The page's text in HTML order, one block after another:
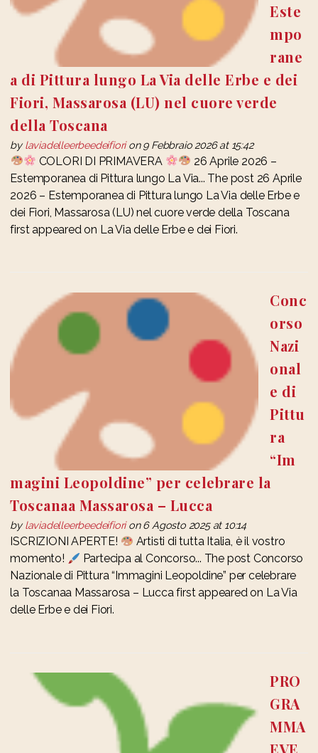
Este
mpo
rane
a di Pittura lungo La Via delle Erbe e dei
Fiori, Massarosa (LU) nel cuore verde
della Toscana
bylaviadelleerbeedeifiorion 9 Febbraio 2026 at 15:42
COLORI DI PRIMAVERA
26 Aprile 2026 –
Estemporanea di Pittura lungo La Via... The post 26 Aprile
2026 – Estemporanea di Pittura lungo La Via delle Erbe e
dei Fiori, Massarosa (LU) nel cuore verde della Toscana
first appeared on La Via delle Erbe e dei Fiori.
Conc
orso
Nazi
onal
e di
Pittu
ra
“Im
magini Leopoldine” per celebrare la
Toscanaa Massarosa – Lucca
bylaviadelleerbeedeifiorion 6 Agosto 2025 at 10:14
ISCRIZIONI APERTE!
Artisti di tutta Italia, è il vostro
momento!
Partecipa al Concorso... The post Concorso
Nazionale di Pittura “Immagini Leopoldine” per celebrare
la Toscanaa Massarosa – Lucca first appeared on La Via
delle Erbe e dei Fiori.
PRO
GRA
MMA
EVE